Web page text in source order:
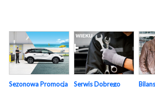
Sezonowa Promocja Serwis Dobrego